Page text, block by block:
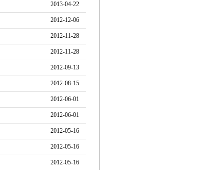
2013-04-22
2012-12-06
2012-11-28
2012-11-28
2012-09-13
2012-08-15
2012-06-01
2012-06-01
2012-05-16
2012-05-16
2012-05-16